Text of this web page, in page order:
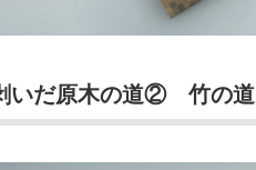
いだ原木の道② 竹の道